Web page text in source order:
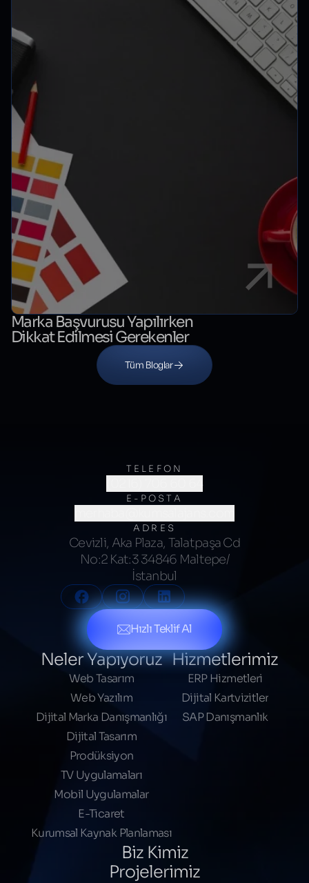
Marka Başvurusu Yapılırken
Dikkat Edilmesi Gerekenler
Tüm Bloglar
TELEFON
(0216) 706 60 64
E-POSTA
ADRES
Cevizli, Aka Plaza, Talatpaşa Cd
No:2 Kat:3 34846 Maltepe/
İstanbul
Hızlı Teklif Al
Neler Yapıyoruz
Web Tasarım
Web Yazılım
Dijital Marka Danışmanlığı
Dijital Tasarım
Prodüksiyon
TV Uygulamaları
Mobil Uygulamalar
E-Ticaret
Kurumsal Kaynak Planlaması
Hizmetlerimiz
ERP Hizmetleri
Dijital Kartvizitler
SAP Danışmanlık
Biz Kimiz
Projelerimiz